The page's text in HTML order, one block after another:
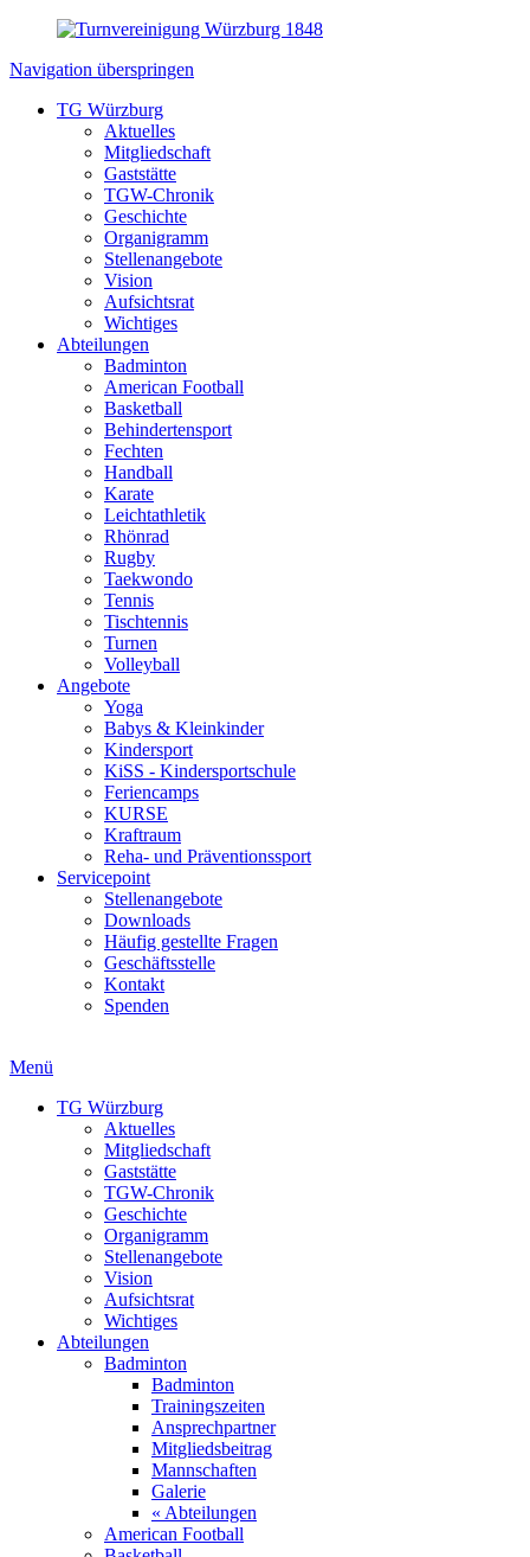
Navigation überspringen
TG Würzburg
Aktuelles
Mitgliedschaft
Gaststätte
TGW-Chronik
Geschichte
Organigramm
Stellenangebote
Vision
Aufsichtsrat
Wichtiges
Abteilungen
Badminton
American Football
Basketball
Behindertensport
Fechten
Handball
Karate
Leichtathletik
Rhönrad
Rugby
Taekwondo
Tennis
Tischtennis
Turnen
Volleyball
Angebote
Yoga
Babys & Kleinkinder
Kindersport
KiSS - Kindersportschule
Feriencamps
KURSE
Kraftraum
Reha- und Präventionssport
Servicepoint
Stellenangebote
Downloads
Häufig gestellte Fragen
Geschäftsstelle
Kontakt
Spenden
Menü
TG Würzburg
Aktuelles
Mitgliedschaft
Gaststätte
TGW-Chronik
Geschichte
Organigramm
Stellenangebote
Vision
Aufsichtsrat
Wichtiges
Abteilungen
Badminton
Badminton
Trainingszeiten
Ansprechpartner
Mitgliedsbeitrag
Mannschaften
Galerie
« Abteilungen
American Football